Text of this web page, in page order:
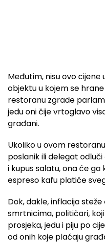
Međutim, nisu ovo
objektu u kojem se hrane
restoranu zgrade
jedu oni čije vrtoglavo
građani.
Ukoliko u ovom
poslanik ili delegat odluči
i kupus salatu, ona će
espreso kafu platiće
Dok, dakle, inflacija
smrtnicima, političari,
prosjeka, jedu i piju po
od onih koje plaćaju